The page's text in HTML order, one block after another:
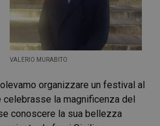
VALERIO MURABITO
organizzare un festival al
celebrasse la magnificenza del
conoscere la sua bellezza